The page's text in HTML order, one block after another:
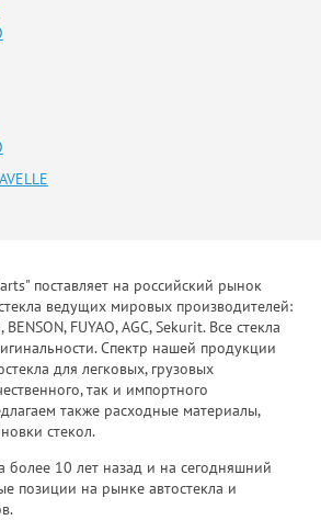
поставляет на российский рынок
ведущих мировых производителей:
FUYAO, AGC, Sekurit. Все стекла
Спектр нашей продукции
для легковых, грузовых
так и импортного
также расходные материалы,
стекол.
10 лет назад и на сегодняшний
позиции на рынке автостекла и